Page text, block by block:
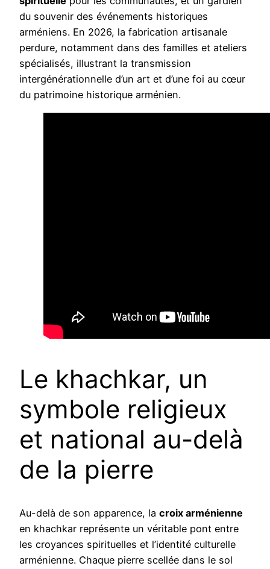
du souvenir des événements historiques
arméniens. En 2026, la fabrication artisanale
perdure, notamment dans des familles et ateliers
spécialisés, illustrant la transmission
intergénérationnelle d’un art et d’une foi au cœur
du patrimoine historique arménien.
Le khachkar, un
symbole religieux
et national au-delà
de la pierre
Au-delà de son apparence, la croix arménienne
en khachkar représente un véritable pont entre
les croyances spirituelles et l’identité culturelle
arménienne. Chaque pierre scellée dans le sol